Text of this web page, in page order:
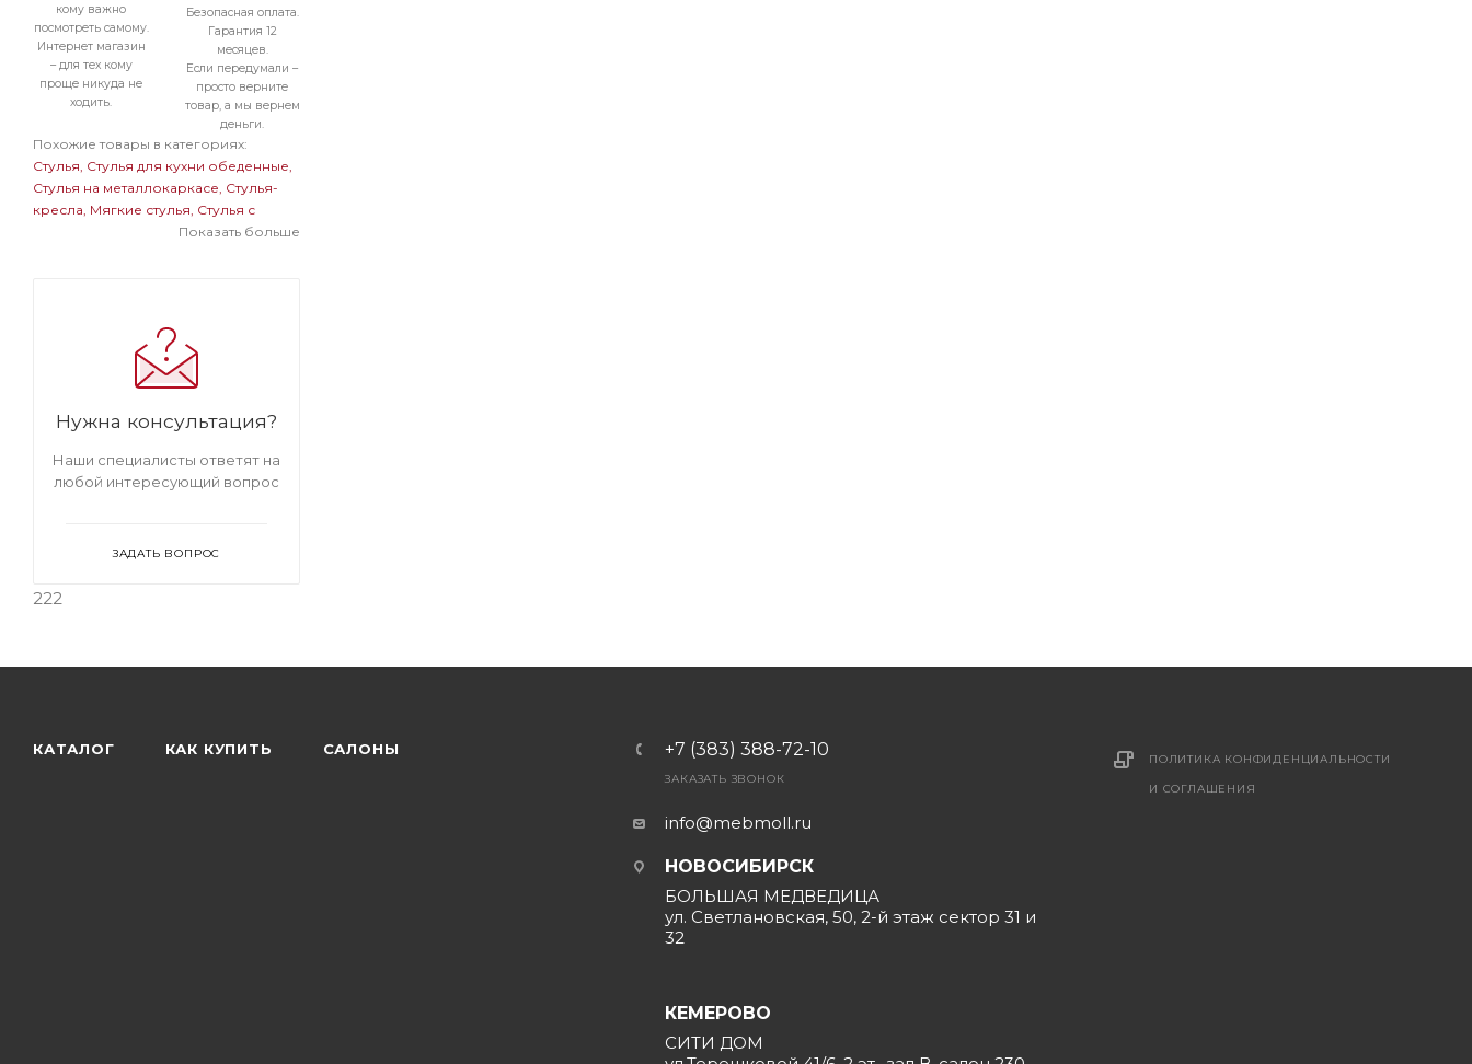
кому важно
посмотреть самому.
Интернет магазин
– для тех кому
проще никуда не
ходить.
Безопасная оплата.
Гарантия 12
месяцев.
Если передумали –
просто верните
товар, а мы вернем
деньги.
Похожие товары в категориях:
Стулья Стулья для кухни обеденные
Стулья на металлокаркасе Стулья-
кресла Мягкие стулья Стулья с
Стулья в
подлокотниками
Мягкие светлые
Светлые стулья с
подлокотниками
Показать больше
Нужна консультация?
Наши специалисты ответят на
любой интересующий вопрос
ЗАДАТЬ ВОПРОС
222
КАТАЛОГ КАК КУПИТЬ САЛОНЫ +7 (383) 388-72-10
ЗАКАЗАТЬ ЗВОНОК
info@mebmoll.ru
НОВОСИБИРСК
БОЛЬШАЯ МЕДВЕДИЦА
ул. Светлановская, 50, 2-й этаж сектор 31 и
32
КЕМЕРОВО
СИТИ ДОМ
ПОЛИТИКА КОНФИДЕНЦИАЛЬНОСТИ
И СОГЛАШЕНИЯ